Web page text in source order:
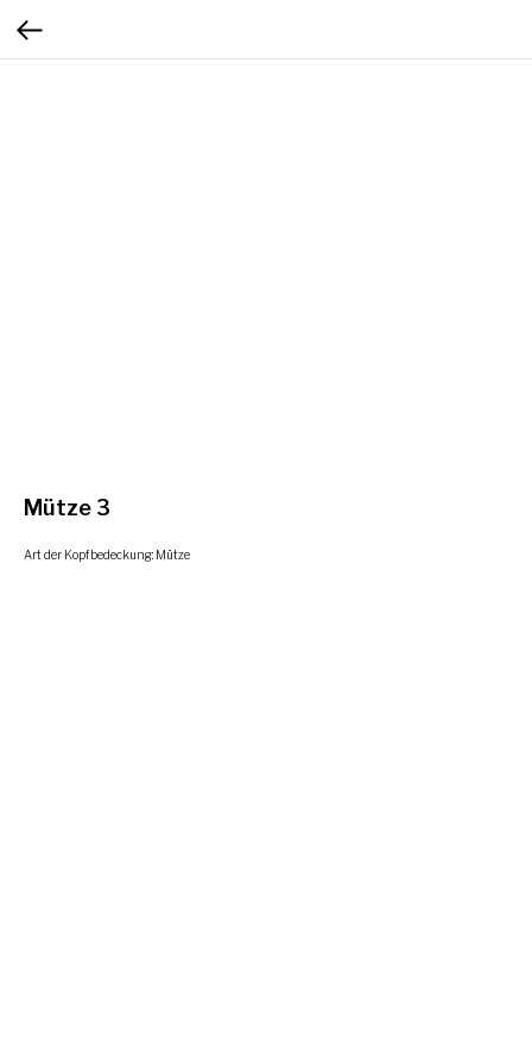
Mütze 3
Art der Kopfbedeckung: Mütze